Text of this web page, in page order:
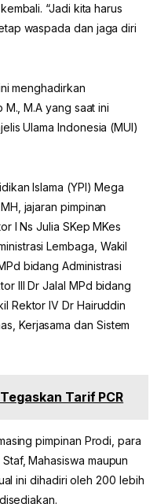
“Jadi kita harus
waspada dan jaga diri
menghadirkan
M., M.A yang saat ini
Ulama Indonesia (MUI)
Islama (YPI) Mega
jajaran pimpinan
I Ns Julia SKep MKes
Lembaga, Wakil
bidang Administrasi
III Dr Jalal MPd bidang
Rektor IV Dr Hairuddin
Kerjasama dan Sistem
Tarif PCR
pimpinan Prodi, para
Mahasiswa maupun
ini dihadiri oleh 200 lebih